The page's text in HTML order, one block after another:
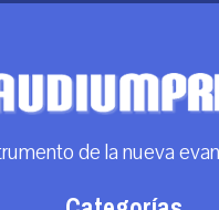
de la nueva